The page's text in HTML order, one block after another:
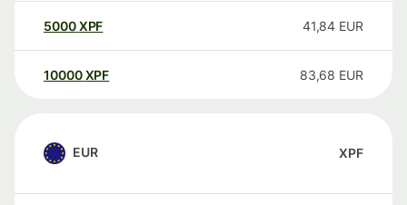
5000XPF 41,84 EUR
10000 XPF 83,68 EUR
EUR XPF